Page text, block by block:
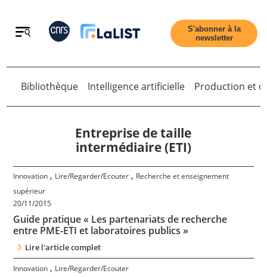
Retour
Accueil
Tous les articles
Qui sommes nous ?
S'abonner à la
newsletter
Retour
Bibliothèque Intelligence artificielle Production et
Entreprise de taille
intermédiaire (ETI)
Innovation , Lire/Regarder/Ecouter , Recherche et enseignement
supérieur
20/11/2015
Guide pratique « Les partenariats de recherche
entre PME-ETI et laboratoires publics »
Lire l'article complet
Innovation , Lire/Regarder/Ecouter